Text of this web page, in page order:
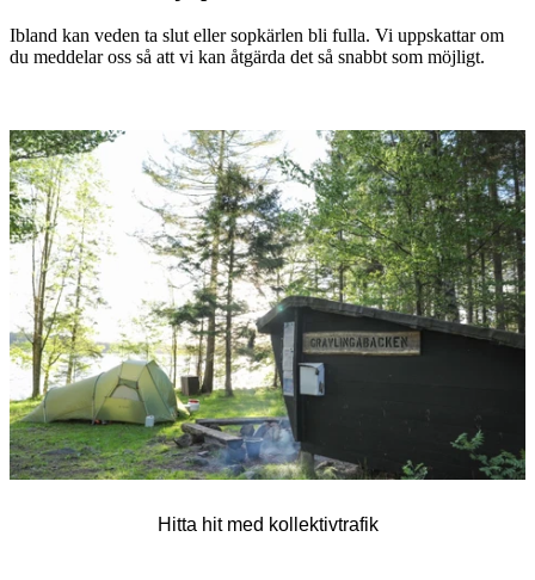
Ibland kan veden ta slut eller sopkärlen bli fulla. Vi uppskattar om
du meddelar oss så att vi kan åtgärda det så snabbt som möjligt.
Bildspel
med
bilder
Hitta hit med kollektivtrafik